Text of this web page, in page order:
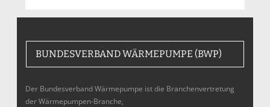
BUNDESVERBAND WÄRMEPUMPE (BWP)
Der Bundesverband Wärmepumpe ist die Branchenvertretung
der Wärmepumpen-Branche,